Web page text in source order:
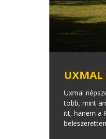
UXMAL
Uxmal
több, mint
itt, hanem a